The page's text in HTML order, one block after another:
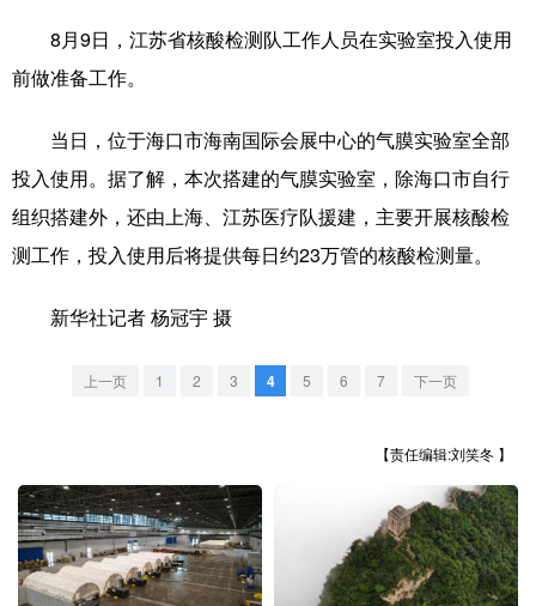
城市
公益 一带一路 亚太网 上市公司
文化产业
地方频道
江西
山东 河南 湖南
广东 广西 海南 重庆
8月9日，江苏省核酸检测队工作人员在实验室投入使用
前做准备工作。
当日，位于海口市海南国际会展中心的气膜实验室全部
投入使用。据了解，本次搭建的气膜实验室，除海口市自行
组织搭建外，还由上海、江苏医疗队援建，主要开展核酸检
测工作，投入使用后将提供每日约23万管的核酸检测量。
新华社记者 杨冠宇 摄
上一页 1 2 3 4 5 6 7 下一页
【责任编辑:刘笑冬 】